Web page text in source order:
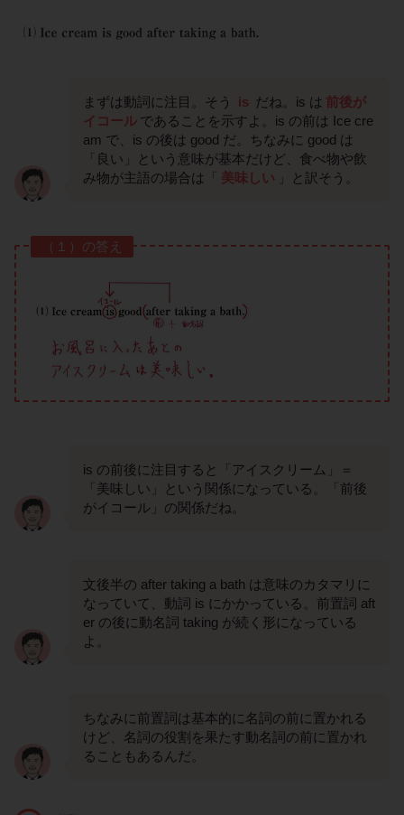
まずは動詞に注目。そう is だね。is は 前後が
イコール であることを示すよ。is の前は Ice cre
am で、is の後は good だ。ちなみに good は
「良い」という意味が基本だけど、食べ物や飲
み物が主語の場合は「 美味しい 」と訳そう。
（１）の答え
is の前後に注目すると「アイスクリーム」＝
「美味しい」という関係になっている。「前後
がイコール」の関係だね。
文後半の after taking a bath は意味のカタマリに
なっていて、動詞 is にかかっている。前置詞 aft
er の後に動名詞 taking が続く形になっている
よ。
ちなみに前置詞は基本的に名詞の前に置かれる
けど、名詞の役割を果たす動名詞の前に置かれ
ることもあるんだ。